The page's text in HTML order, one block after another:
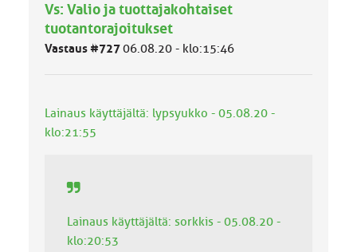
ä
l
o
:
Vs: Valio ja tuottajakohtaiset
tuotantorajoitukset
Vastaus #72706.08.20 - klo:15:46
Lainaus käyttäjältä: lypsyukko - 05.08.20 -
klo:21:55
Lainaus käyttäjältä: sorkkis - 05.08.20 -
klo:20:53